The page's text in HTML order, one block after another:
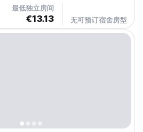
最低独立房间
€13.13 无可预订宿舍房型